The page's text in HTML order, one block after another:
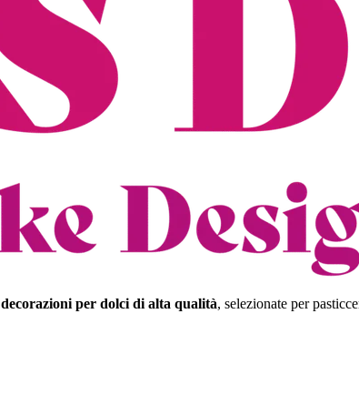
decorazioni per dolci di alta qualità, selezionate per